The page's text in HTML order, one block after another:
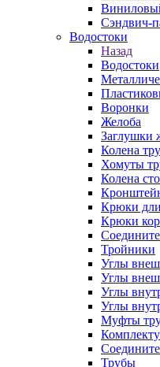
Сэндвич-
Водостоки
Назад
Водостоки
Воронки
Желоба
Заглушки
Колена
Хомуты
Колена
Крюки
Крюки
Тройники
Углы
Углы
Углы
Углы
Муфты
Трубы